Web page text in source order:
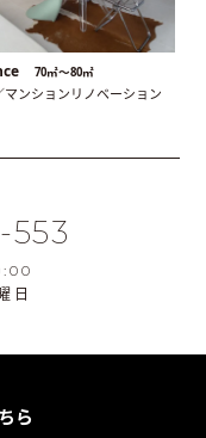
70㎡〜80㎡
マンションリノベーション
553
日
ら